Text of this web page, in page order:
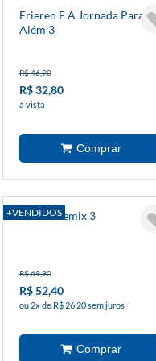
Frieren E A Jornada Para O
Além 3
R$ 46,90
R$ 32,80
à vista
+VENDIDOS
Bleach Remix 3
R$ 69,90
R$ 52,40
ou 2x de R$ 26,20 sem juros